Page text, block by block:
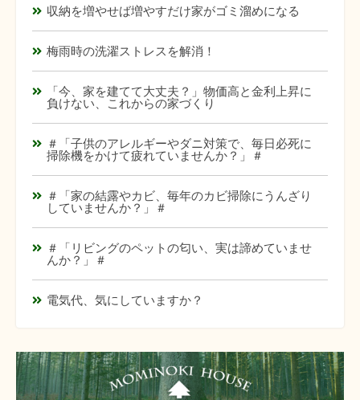
収納を増やせば増やすだけ家がゴミ溜めになる
梅雨時の洗濯ストレスを解消！
「今、家を建てて大丈夫？」物価高と金利上昇に
負けない、これからの家づくり
＃「子供のアレルギーやダニ対策で、毎日必死に
掃除機をかけて疲れていませんか？」＃
＃「家の結露やカビ、毎年のカビ掃除にうんざり
していませんか？」＃
＃「リビングのペットの匂い、実は諦めていませ
んか？」＃
電気代、気にしていますか？